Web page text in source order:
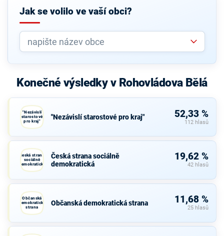
Jak se volilo ve vaší obci?
Konečné výsledky v Rohovládova Bělá
"Nezávislí
starostové
pro kraj"
"Nezávislí starostové pro kraj" 52,33 %
112 hlasů
Česká strana
sociálně
demokratická
Česká strana sociálně
demokratická
19,62 %
42 hlasů
Občanská
demokratická
strana
Občanská demokratická strana 11,68 %
25 hlasů